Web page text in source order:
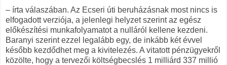
– írta válaszában. Az Ecseri úti beruházásnak most nincs is
elfogadott verziója, a jelenlegi helyzet szerint az egész
előkészítési munkafolyamatot a nulláról kellene kezdeni.
Baranyi szerint ezzel legalább egy, de inkább két évvel
később kezdődhet meg a kivitelezés. A vitatott pénzügyekről
közölte, hogy a tervezői költségbecslés 1 milliárd 337 millió